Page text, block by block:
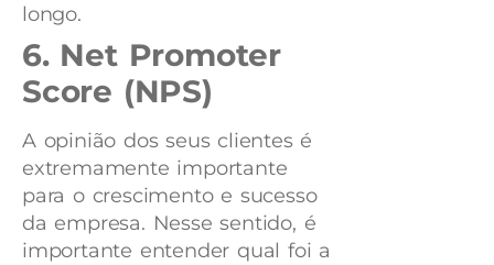
longo.
6. Net Promoter
Score (NPS)
A opinião dos seus clientes é
extremamente importante
para o crescimento e sucesso
da empresa. Nesse sentido, é
importante entender qual foi a